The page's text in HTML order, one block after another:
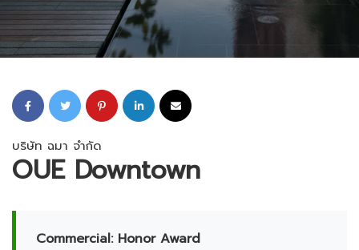
บริษัท ฉมา จำกัด
OUE Downtown
Commercial: Honor Award